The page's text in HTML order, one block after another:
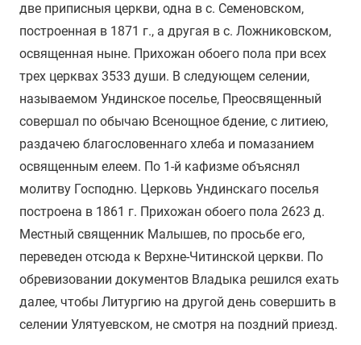
две приписныя церкви, одна в с. Семеновском,
построенная в 1871 г., а другая в с. Ложниковском,
освященная ныне. Прихожан обоего пола при всех
трех церквах 3533 души. В следующем селении,
называемом Ундинское поселье, Преосвященный
совершал по обычаю Всенощное бдение, с литиею,
раздачею благословеннаго хлеба и помазанием
освященным елеем. По 1-й кафизме объяснял
молитву Господню. Церковь Ундинскаго поселья
построена в 1861 г. Прихожан обоего пола 2623 д.
Местный священник Малышев, по просьбе его,
переведен отсюда к Верхне-Читинской церкви. По
обревизовании документов Владыка решился ехать
далее, чтобы Литургию на другой день совершить в
селении Улятуевском, не смотря на поздний приезд.